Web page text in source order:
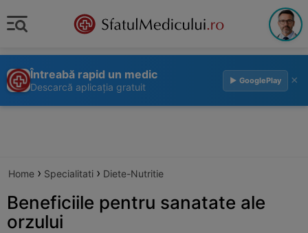
Întreabă rapid un medic
Descarcă aplicația gratuit
▶ GooglePlay ×
Home › Specialitati › Diete-Nutritie
Beneficiile pentru sanatate ale
orzului